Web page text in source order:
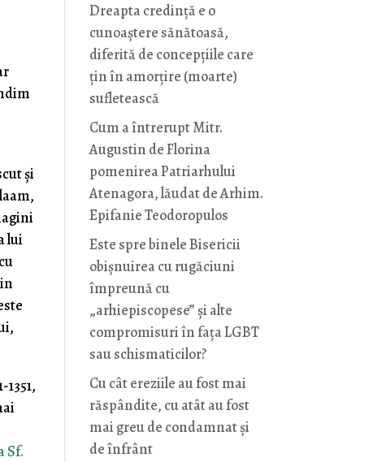
și
lui
Sf.
Dreapta credință e o
cunoaștere sănătoasă,
diferită de concepțiile care
țin în amorțire (moarte)
sufletească
Cum a întrerupt Mitr.
Augustin de Florina
pomenirea Patriarhului
Atenagora, lăudat de Arhim.
Epifanie Teodoropulos
Este spre binele Bisericii
obișnuirea cu rugăciuni
împreună cu
„arhiepiscopese” și alte
compromisuri în fața LGBT
sau schismaticilor?
Cu cât ereziile au fost mai
răspândite, cu atât au fost
mai greu de condamnat și
de înfrânt